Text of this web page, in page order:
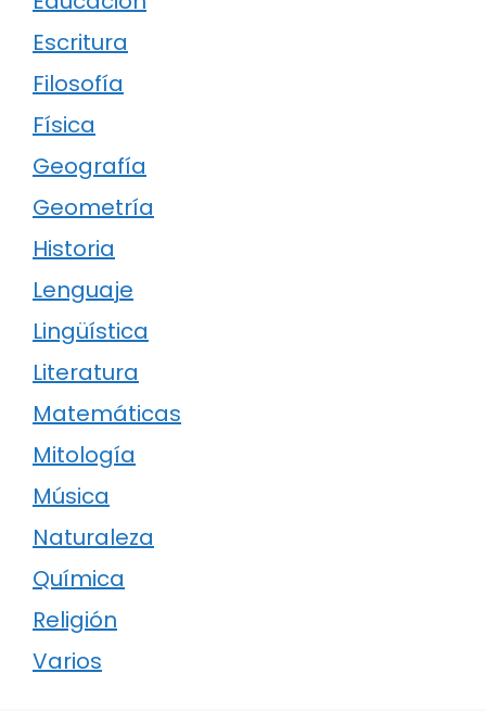
Escritura
Filosofía
Física
Geografía
Geometría
Historia
Lenguaje
Lingüística
Literatura
Matemáticas
Mitología
Música
Naturaleza
Química
Religión
Varios